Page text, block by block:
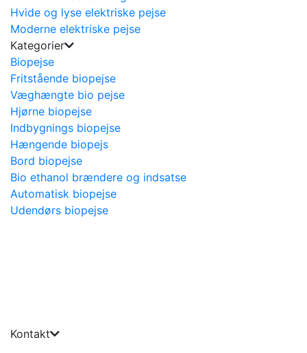
Hvide og lyse elektriske pejse
Moderne elektriske pejse
Kategorier
Biopejse
Fritstående biopejse
Væghængte bio pejse
Hjørne biopejse
Indbygnings biopejse
Hængende biopejs
Bord biopejse
Bio ethanol brændere og indsatse
Automatisk biopejse
Udendørs biopejse
Kontakt